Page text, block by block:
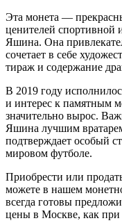
Эта монета —
ценителей спортивной
Яшина. Она
сочетает в себе
тираж и содержание
В 2019 году
и интерес к памятным
значительно вырос.
Яшина лучшим
подтверждает особый
мировом футболе.
Приобрести или
можете в нашем
всегда готовы
цены в Москве, как